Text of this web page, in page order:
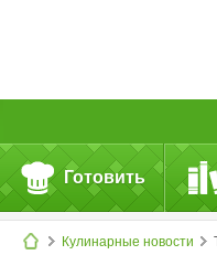
Готовить
Кулинарные новости